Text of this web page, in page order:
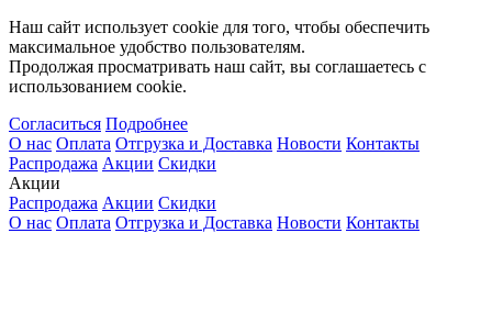
Наш сайт использует cookie для того, чтобы обеспечить
максимальное удобство пользователям.
Продолжая просматривать наш сайт, вы соглашаетесь с
использованием cookie.
Согласиться Подробнее
О нас Оплата Отгрузка и Доставка Новости Контакты
Распродажа Акции Скидки
Акции
Распродажа Акции Скидки
О нас Оплата Отгрузка и Доставка Новости Контакты